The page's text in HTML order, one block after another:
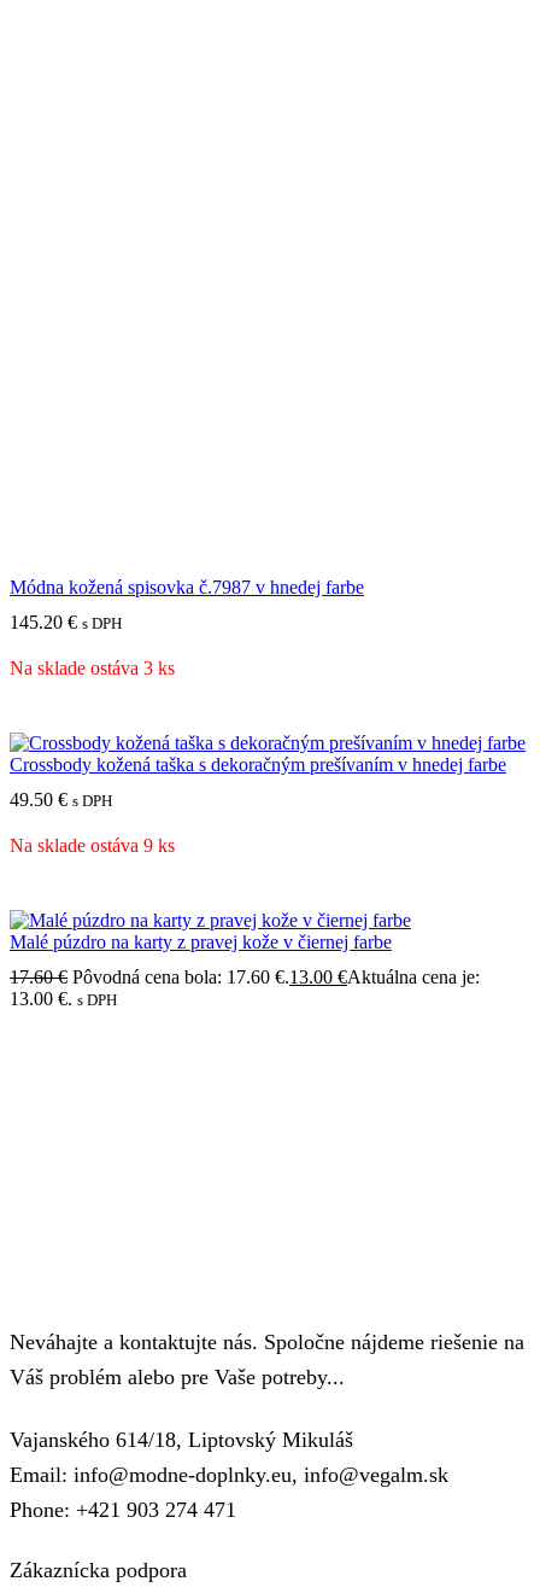
Módna kožená spisovka č.7987 v hnedej farbe
145.20 € s DPH
Na sklade ostáva 3 ks
Crossbody kožená taška s dekoračným prešívaním v hnedej farbe
49.50 € s DPH
Na sklade ostáva 9 ks
Malé púzdro na karty z pravej kože v čiernej farbe
17.60€ Pôvodná cena bola: 17.60 €.13.00 €Aktuálna cena je:
13.00 €. s DPH
Neváhajte a kontaktujte nás. Spoločne nájdeme riešenie na
Váš problém alebo pre Vaše potreby...
Vajanského 614/18, Liptovský Mikuláš
Email: info@modne-doplnky.eu, info@vegalm.sk
Phone: +421 903 274 471
Zákaznícka podpora